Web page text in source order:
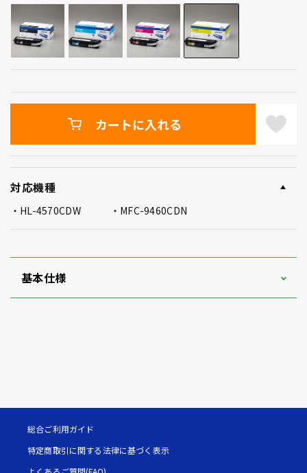
カートに入れる
対応機種
HL-4570CDW MFC-9460CDN
基本仕様
総合ご利用ガイド
特定商取引に関する法律に基づく表示